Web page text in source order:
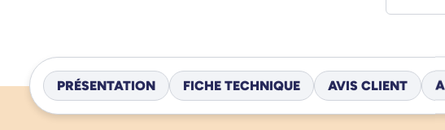
PRÉSENTATION FICHE TECHNIQUE AVIS CLIENT